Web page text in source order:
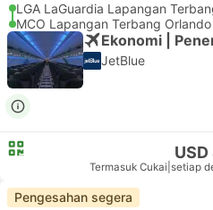
LGA LaGuardia Lapangan
MCO Lapangan Terbang Orlando
Ekonomi |
JetBlue
Termasuk Cukai setiap
Pengesahan segera